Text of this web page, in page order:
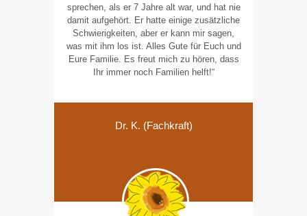
sprechen, als er 7 Jahre alt war, und hat nie
damit aufgehört. Er hatte einige zusätzliche
Schwierigkeiten, aber er kann mir sagen,
was mit ihm los ist. Alles Gute für Euch und
Eure Familie. Es freut mich zu hören, dass
Ihr immer noch Familien helft!“
Dr. K. (Fachkraft)